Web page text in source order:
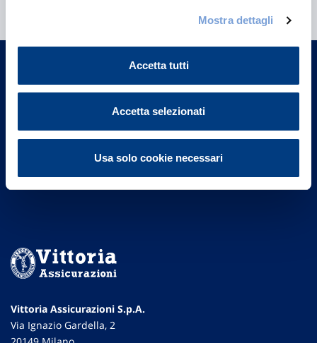
Mostra dettagli
Accetta tutti
Accetta selezionati
Usa solo cookie necessari
Trova l'Agenzia più vicina a te e parla con
un nostro Agente.
Contattaci
Vittoria Assicurazioni S.p.A.
Via Ignazio Gardella, 2